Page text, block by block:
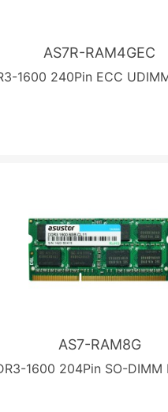
AS7R-RAM4GEC
1600 240Pin ECC
AS7-RAM8G
1600 204Pin SO-DIMM